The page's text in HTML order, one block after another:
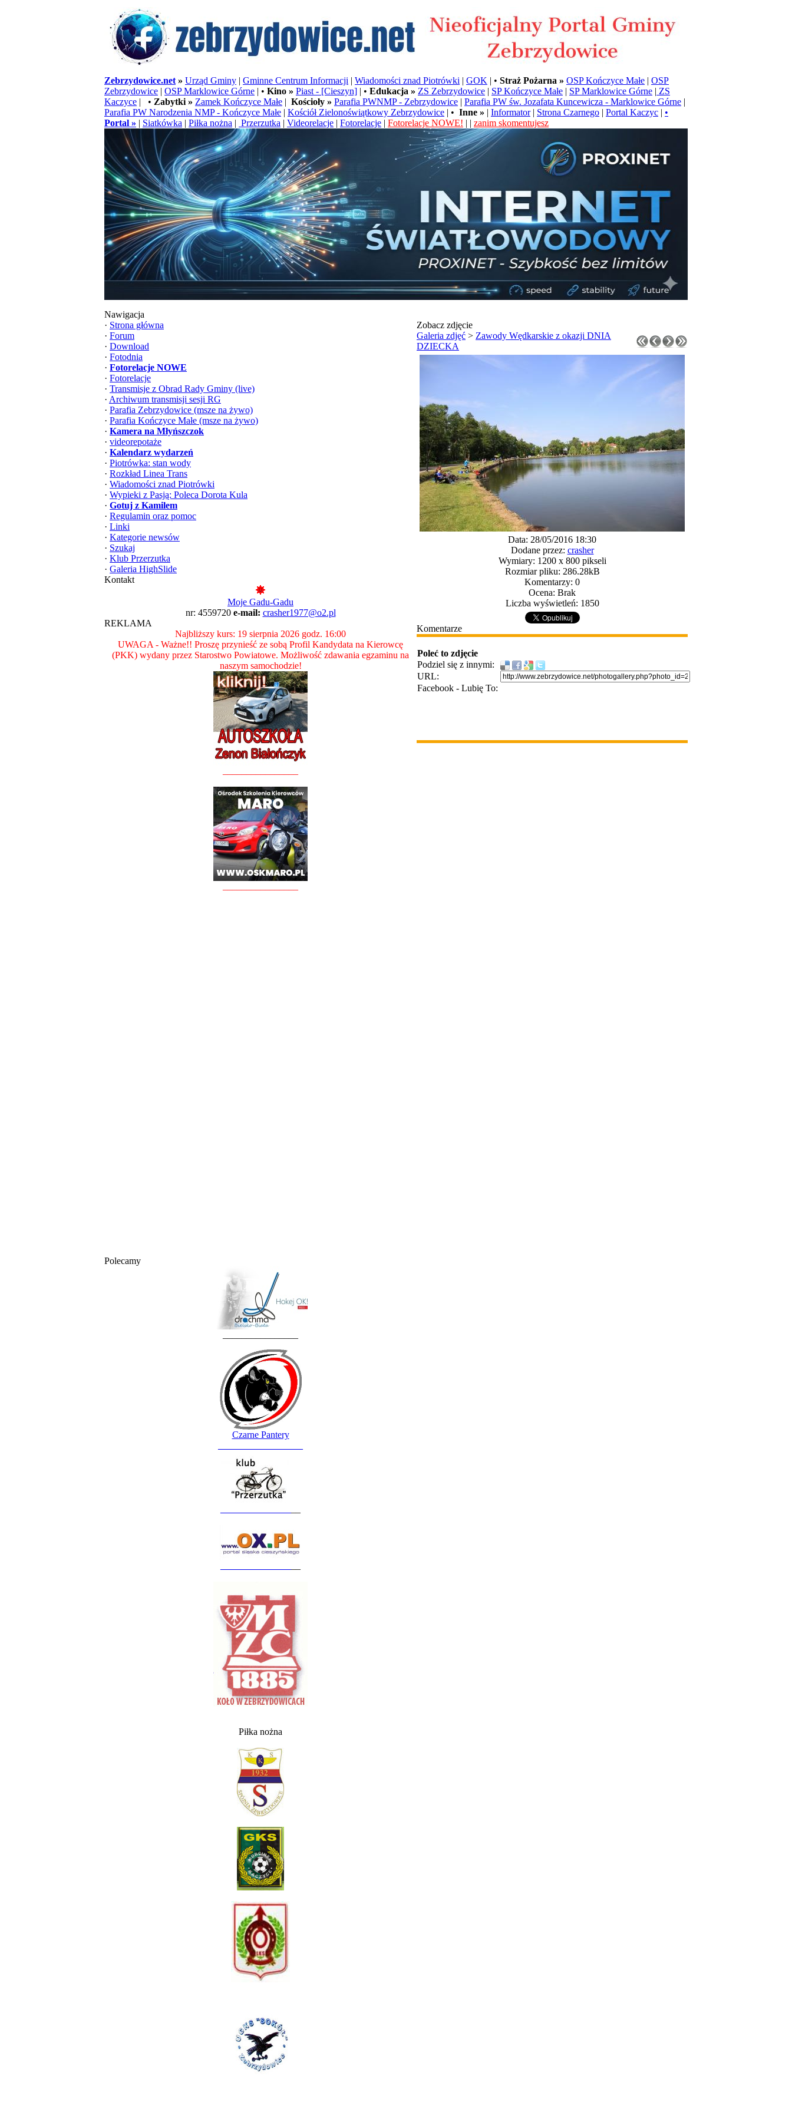
Zebrzydowice.net » Urząd Gminy | Gminne Centrum Informacji | Wiadomości znad Piotrówki | GOK | • Straż Pożarna » OSP Kończyce Małe | OSP
Zebrzydowice | OSP Marklowice Górne | • Kino » Piast - [Cieszyn] | • Edukacja » ZS Zebrzydowice | SP Kończyce Małe | SP Marklowice Górne | ZS
Kaczyce | • Zabytki » Zamek Kończyce Małe | Kościoły » Parafia PWNMP - Zebrzydowice | Parafia PW św. Jozafata Kuncewicza - Marklowice Górne |
Parafia PW Narodzenia NMP - Kończyce Małe | Kościół Zielonoświątkowy Zebrzydowice | • Inne » | Informator| Strona Czarnego | Portal Kaczyc | •
Portal » | Siatkówka | Piłka nożna | Przerzutka | Videorelacje | Fotorelacje | Fotorelacje NOWE! | | zanim skomentujesz
Nawigacja
· Strona główna
· Forum
· Download
· Fotodnia
· Fotorelacje NOWE
· Fotorelacje
· Transmisje z Obrad Rady Gminy (live)
· Archiwum transmisji sesji RG
· Parafia Zebrzydowice (msze na żywo)
· Parafia Kończyce Małe (msze na żywo)
· Kamera na Młyńszczok
· videorepotaże
· Kalendarz wydarzeń
· Piotrówka: stan wody
· Rozkład Linea Trans
· Wiadomości znad Piotrówki
· Wypieki z Pasją: Poleca Dorota Kula
· Gotuj z Kamilem
· Regulamin oraz pomoc
· Linki
· Kategorie newsów
· Szukaj
· Klub Przerzutka
· Galeria HighSlide
Kontakt
Moje Gadu-Gadu
nr: 4559720 e-mail: crasher1977@o2.pl
REKLAMA
Najbliższy kurs: 19 sierpnia 2026 godz. 16:00
UWAGA - Ważne!! Proszę przynieść ze sobą Profil Kandydata na Kierowcę
(PKK) wydany przez Starostwo Powiatowe. Możliwość zdawania egzaminu na
naszym samochodzie!
Polecamy
Czarne Pantery
Piłka nożna
Zobacz zdjęcie
Galeria zdjęć > Zawody Wędkarskie z okazji DNIA
DZIECKA
Data: 28/05/2016 18:30
Dodane przez: crasher
Wymiary: 1200 x 800 pikseli
Rozmiar pliku: 286.28kB
Komentarzy: 0
Ocena: Brak
Liczba wyświetleń: 1850
Komentarze
Poleć to zdjęcie
Podziel się z innymi:
URL:
Facebook - Lubię To: